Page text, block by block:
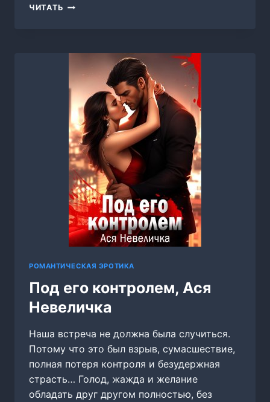
ЧИТАТЬ ПОДМЕНА-2.
РОМАНТИЧЕСКАЯ ЭРОТИКА
Под его контролем, Ася
Невеличка
Наша встреча не должна была случиться.
Потому что это был взрыв, сумасшествие,
полная потеря контроля и безудержная
страсть… Голод, жажда и желание
обладать друг другом полностью, без